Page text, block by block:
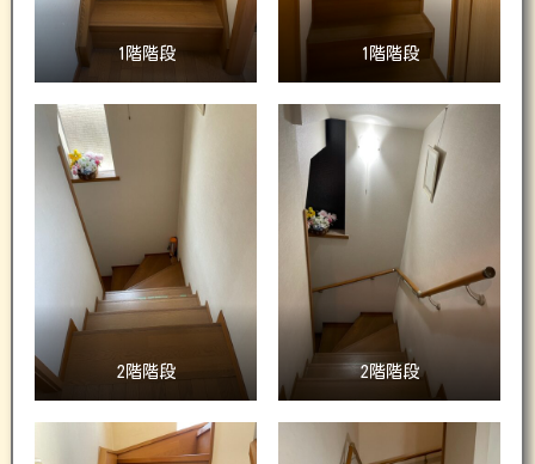
1階階段 1階階段
2階階段 2階階段